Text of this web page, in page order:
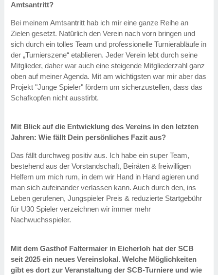
Amtsantritt?
Bei meinem Amtsantritt hab ich mir eine ganze Reihe an
Zielen gesetzt. Natürlich den Verein nach vorn bringen und
sich durch ein tolles Team und professionelle Turnierabläufe in
der „Turnierszene“ etablieren. Jeder Verein lebt durch seine
Mitglieder, daher war auch eine steigende Mitgliederzahl ganz
oben auf meiner Agenda. Mit am wichtigsten war mir aber das
Projekt "Junge Spieler" fördern um sicherzustellen, dass das
Schafkopfen nicht ausstirbt.
Mit Blick auf die Entwicklung des Vereins in den letzten
Jahren: Wie fällt Dein persönliches Fazit aus?
Das fällt durchweg positiv aus. Ich habe ein super Team,
bestehend aus der Vorstandschaft, Beiräten & freiwilligen
Helfern um mich rum, in dem wir Hand in Hand agieren und
man sich aufeinander verlassen kann. Auch durch den, ins
Leben gerufenen, Jungspieler Preis & reduzierte Startgebühr
für U30 Spieler verzeichnen wir immer mehr
Nachwuchsspieler.
Mit dem Gasthof Faltermaier in Eicherloh hat der SCB
seit 2025 ein neues Vereinslokal. Welche Möglichkeiten
gibt es dort zur Veranstaltung der SCB-Turniere und wie